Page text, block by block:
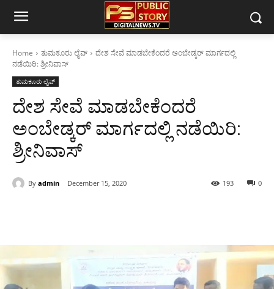
Home ತುಮಕೂರು ಲೈವ್
ದೇಶ ಸೇವೆ ಮಾಡಬೇಕೆಂದರೆ ಅಂಬೇಡ್ಕರ್ ಮಾರ್ಗದಲ್ಲಿ
ನಡೆಯಿರಿ: ಶ್ರೀನಿವಾಸ್
ತುಮಕೂರು ಲೈವ್
ದೇಶ ಸೇವೆ ಮಾಡಬೇಕೆಂದರೆ
ಅಂಬೇಡ್ಕರ್ ಮಾರ್ಗದಲ್ಲಿ ನಡೆಯಿರಿ:
ಶ್ರೀನಿವಾಸ್
By admin December 15, 2020 0
193